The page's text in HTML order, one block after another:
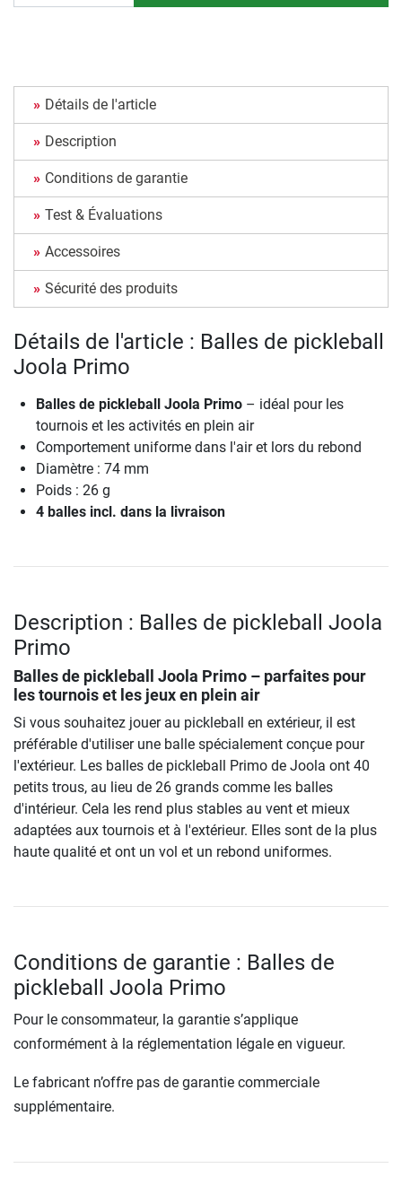
Détails de l'article
Description
Conditions de garantie
Test & Évaluations
Accessoires
Sécurité des produits
Détails de l'article : Balles de pickleball
Joola Primo
Balles de pickleball Joola Primo – idéal pour les
tournois et les activités en plein air
Comportement uniforme dans l'air et lors du rebond
Diamètre : 74 mm
Poids : 26 g
4 balles incl. dans la livraison
Description : Balles de pickleball Joola
Primo
Balles de pickleball Joola Primo – parfaites pour
les tournois et les jeux en plein air
Si vous souhaitez jouer au pickleball en extérieur, il est
préférable d'utiliser une balle spécialement conçue pour
l'extérieur. Les balles de pickleball Primo de Joola ont 40
petits trous, au lieu de 26 grands comme les balles
d'intérieur. Cela les rend plus stables au vent et mieux
adaptées aux tournois et à l'extérieur. Elles sont de la plus
haute qualité et ont un vol et un rebond uniformes.
Conditions de garantie : Balles de
pickleball Joola Primo
Pour le consommateur, la garantie s’applique
conformément à la réglementation légale en vigueur.
Le fabricant n’offre pas de garantie commerciale
supplémentaire.